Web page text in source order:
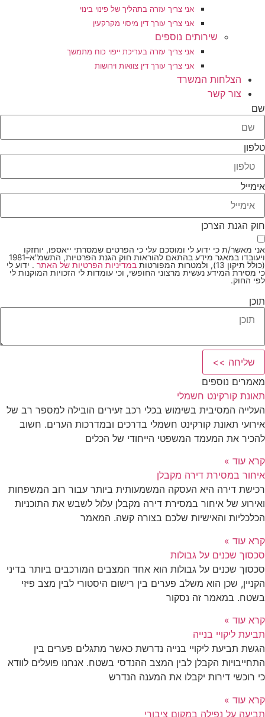
אני צריך עזרה בתהליך של פינוי בינוי
אני צריך עורך דין מיסוי מקרקעין
שירותים נוספים
אני צריך עזרה בעריכת ייפוי כוח מתמשך
אני צריך עורך דין צוואות וירושות
הצלחות המשרד
צור קשר
שם
טלפון
אימייל
חוק הגנת הצרכן
אני מאשר/ת כי ידוע לי ומוסכם עלי כי הפרטים שמסרתי ייאספו, יוחזקו
ויעובדו במאגר מידע בהתאם להוראות חוק הגנת הפרטיות, התשמ"א–1981
(כולל תיקון 13), ולמטרות המפורטות
במדיניות הפרטיות של האתר . ידוע לי
כי מסירת המידע נעשית מרצוני החופשי, וכי עומדות לי הזכויות המוקנות לי
לפי החוק.
תוכן
שליחה >>
מאמרים נוספים
תאונת קורקינט חשמלי
העלייה המסיבית בשימוש בכלי רכב זעירים הובילה למספר רב של
אירועי תאונת קורקינט חשמלי בדרכים ובמדרכות הערים. חשוב
להכיר את המעמד המשפטי הייחודי של הכלים
קרא עוד »
איחור במסירת דירה מקבלן
רכישת דירה היא העסקה המשמעותית ביותר עבור רוב המשפחות
ואירוע של איחור במסירת דירה מקבלן עלול לשבש את התוכניות
הכלכליות והאישיות שלכם בצורה קשה. המאמר
קרא עוד »
סכסוך שכנים על גבולות
סכסוך שכנים על גבולות הוא אחד המצבים המורכבים ביותר בדיני
הקניין, שכן הוא משלב פערים בין רישום היסטורי לבין מצב פיזי
בשטח. במאמר זה נסקור
קרא עוד »
תביעת ליקויי בנייה
הגשת תביעת ליקויי בנייה נדרשת כאשר מתגלים פערים בין
התחייבויות הקבלן לבין המצב ההנדסי בשטח. אנחנו פועלים לוודא
כי רוכשי דירות יקבלו את המענה הנדרש
קרא עוד »
תביעה על נפילה במקום ציבורי